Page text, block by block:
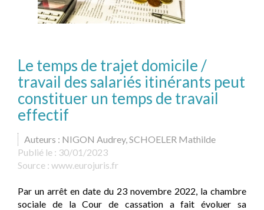
Le temps de trajet domicile /
travail des salariés itinérants peut
constituer un temps de travail
effectif
Auteurs : NIGON Audrey, SCHOELER Mathilde
Publié le : 30/01/2023
Source : www.eurojuris.fr
Par un arrêt en date du 23 novembre 2022, la chambre
sociale de la Cour de cassation a fait évoluer sa